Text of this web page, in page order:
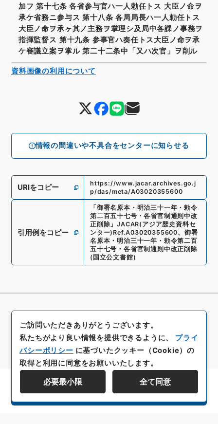
情報の間違いや不具合をセンターに知らせる
加フ 第十七条 各省参与官ハ一人勅任トス 大臣ノ命ヲ
承ケ省務ニ参与ス 第十八条 各局局長ハ一人勅任トス
大臣ノ命ヲ承ヶ其ノ主務ヲ掌理シ及局中各課ノ事務ヲ
指揮監督ス 第十九条 参事官ハ奏任トス大臣ノ命ヲ承
ケ審議立案ヲ掌ル 第二十二条中「又ハ次官」ヲ削ル
URIをコピー
https://www.jacar.archives.go.j
p/das/meta/A03020355600
引用例をコピー
「 御署名原本・明治三十一年・勅令
第二百五十七号・各省官制通則中改
正削除 」JACAR(アジア歴史資料セ
ンター) Ref.A03020355600、 御署
名原本・明治三十一年・勅令第二百
五十七号・各省官制通則中改正削除
( 国立公文書館)
資料画像の利用について
資料群階層を表示する
ご訪問いただきありがとうございます。
私たちがより良い情報を提供できるように、 プライ
バシーポリシー に基づいたクッキー（Cookie）の
取得と利用に同意をお願いいたします。
必要最小限 全て同意